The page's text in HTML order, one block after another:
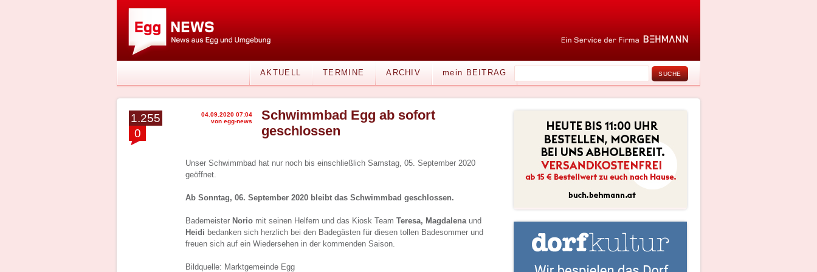
AKTUELL TERMINE ARCHIV mein BEITRAG
1.255
0
04.09.2020 07:04
von egg-news
Schwimmbad Egg ab sofort
geschlossen
Unser Schwimmbad hat nur noch bis einschließlich Samstag, 05. September 2020
geöffnet.
Ab Sonntag, 06. September 2020 bleibt das Schwimmbad geschlossen.
Bademeister Norio mit seinen Helfern und das Kiosk Team Teresa, Magdalenaund
Heidi bedanken sich herzlich bei den Badegästen für diesen tollen Badesommer und
freuen sich auf ein Wiedersehen in der kommenden Saison.
Bildquelle: Marktgemeinde Egg